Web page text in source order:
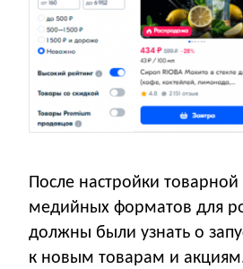
После настройки
медийных форматов для
должны были узнать о
к новым товарам и